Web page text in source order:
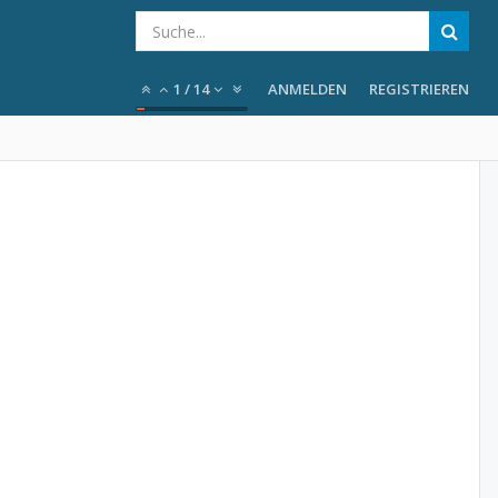
1 /14 ANMELDEN REGISTRIEREN